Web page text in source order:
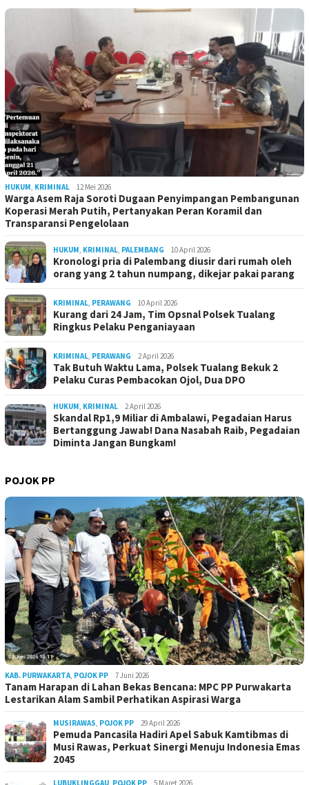
HUKUM, KRIMINAL 12 Mei 2026
Warga Asem Raja Soroti Dugaan Penyimpangan Pembangunan
Koperasi Merah Putih, Pertanyakan Peran Koramil dan
Transparansi Pengelolaan
HUKUM, KRIMINAL, PALEMBANG 10 April 2026
Kronologi pria di Palembang diusir dari rumah oleh
orang yang 2 tahun numpang, dikejar pakai parang
KRIMINAL, PERAWANG 10 April 2026
Kurang dari 24 Jam, Tim Opsnal Polsek Tualang
Ringkus Pelaku Penganiayaan
KRIMINAL, PERAWANG 2 April 2026
Tak Butuh Waktu Lama, Polsek Tualang Bekuk 2
Pelaku Curas Pembacokan Ojol, Dua DPO
HUKUM, KRIMINAL 2 April 2026
Skandal Rp1,9 Miliar di Ambalawi, Pegadaian Harus
Bertanggung Jawab! Dana Nasabah Raib, Pegadaian
Diminta Jangan Bungkam!
POJOK PP
KAB. PURWAKARTA, POJOK PP 7 Juni 2026
Tanam Harapan di Lahan Bekas Bencana: MPC PP Purwakarta
Lestarikan Alam Sambil Perhatikan Aspirasi Warga
MUSIRAWAS, POJOK PP 29 April 2026
Pemuda Pancasila Hadiri Apel Sabuk Kamtibmas di
Musi Rawas, Perkuat Sinergi Menuju Indonesia Emas
2045
LUBUKLINGGAU, POJOK PP 5 Maret 2026